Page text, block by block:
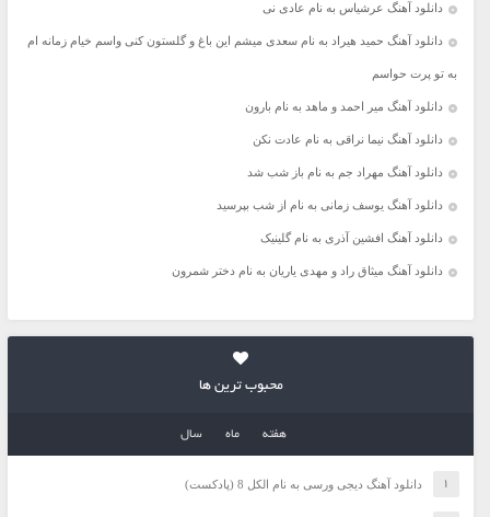
دانلود آهنگ عرشیاس به نام عادی نی
دانلود آهنگ حمید هیراد به نام سعدی میشم این باغ و گلستون کنی واسم خیام زمانه ام
به تو پرت حواسم
دانلود آهنگ میر احمد و ماهد به نام بارون
دانلود آهنگ نیما نراقی به نام عادت نکن
دانلود آهنگ مهراد جم به نام باز شب شد
دانلود آهنگ یوسف زمانی به نام از شب بپرسید
دانلود آهنگ افشین آذری به نام گلینیک
دانلود آهنگ میثاق راد و مهدی یاریان به نام دختر شمرون
محبوب ترین ها
هفته ماه سال
دانلود آهنگ دیجی ورسی به نام الکل 8 (پادکست)